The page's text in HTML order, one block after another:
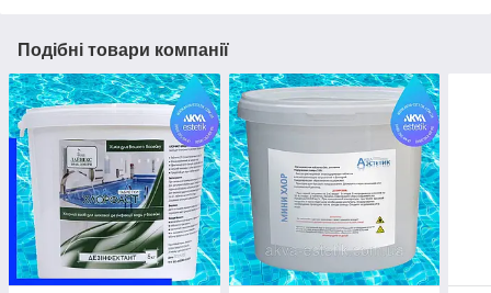
Подібні товари компанії